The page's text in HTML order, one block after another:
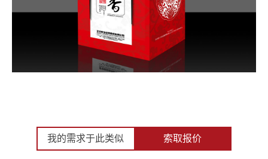
我的需求于此类似 索取报价